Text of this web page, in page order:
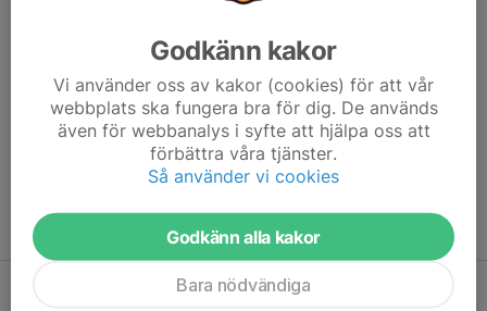
KM FITASC Sporting 50 duvor anm. -11.00
KM Nordisk trap anm 11.00
KM Olympisk Trap,
Kombitävlingen (Ol.-trap, N-trap, Skeet och Sporting) 100 duvor.
Höstsmällen N-trap Skjuts samtidigt som SM-kval 100 duvor
Skepplandaälgen
Godkänn kakor
Vi använder oss av kakor (cookies) för att vår
webbplats ska fungera bra för dig. De används
även för webbanalys i syfte att hjälpa oss att
förbättra våra tjänster.
Så använder vi cookies
Godkänn alla kakor
Bara nödvändiga